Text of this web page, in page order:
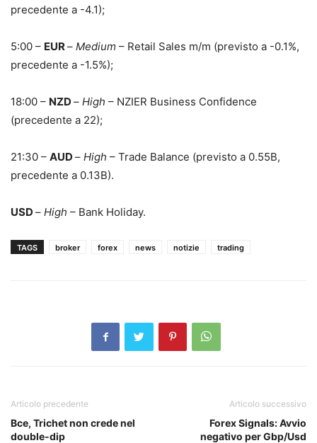
precedente a -4.1);
5:00 – EUR– Medium – Retail Sales m/m (previsto a -0.1%,
precedente a -1.5%);
18:00 – NZD – High – NZIER Business Confidence
(precedente a 22);
21:30 – AUD – High – Trade Balance (previsto a 0.55B,
precedente a 0.13B).
USD – High – Bank Holiday.
TAGS broker forex news notizie trading
Articolo precedente
Bce, Trichet non crede nel
double-dip
Articolo successivo
Forex Signals: Avvio
negativo per Gbp/Usd